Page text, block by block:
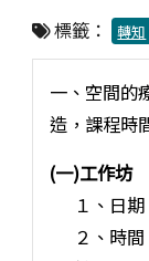
標籤： 轉知
一、空間的
造，課程時
(一)工作坊
１、日
２、時